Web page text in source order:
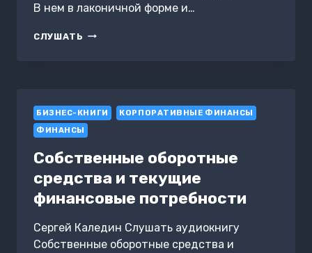
В нем в лаконичной форме и…
СЛУШАТЬ ФИНАНСОВОЕ
БИЗНЕС-КНИГИ
КОРПОРАТИВНЫЕ ФИНАНСЫ
ФИНАНСЫ
Собственные оборотные
средства и текущие
финансовые потребности
Сергей Каледин Слушать аудиокнигу
Собственные оборотные средства и